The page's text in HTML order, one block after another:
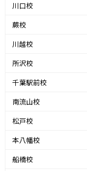
川口校
蕨校
川越校
所沢校
千葉駅前校
南流山校
松戸校
本八幡校
船橋校